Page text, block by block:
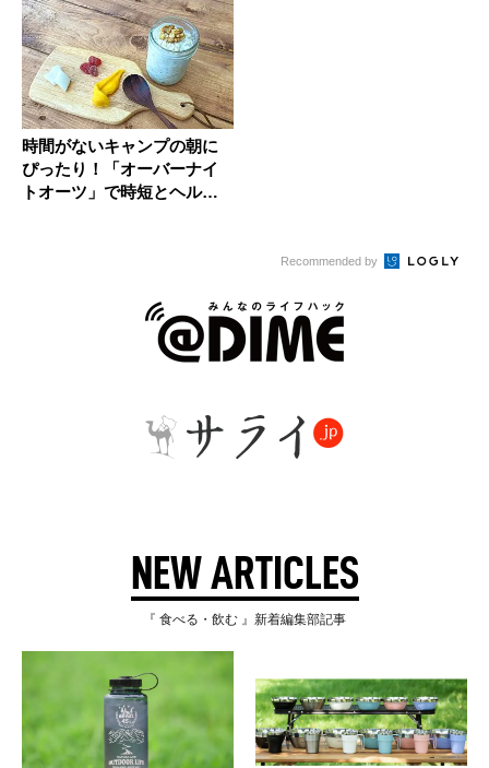
時間がないキャンプの朝に
ぴったり！「オーバーナイ
トオーツ」で時短とヘルシ
Recommended by
NEW ARTICLES
『 食べる・飲む 』新着編集部記事